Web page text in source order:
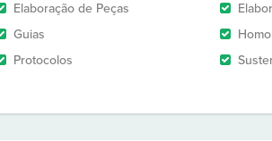
Elaboração de Peças
Guias
Protocolos